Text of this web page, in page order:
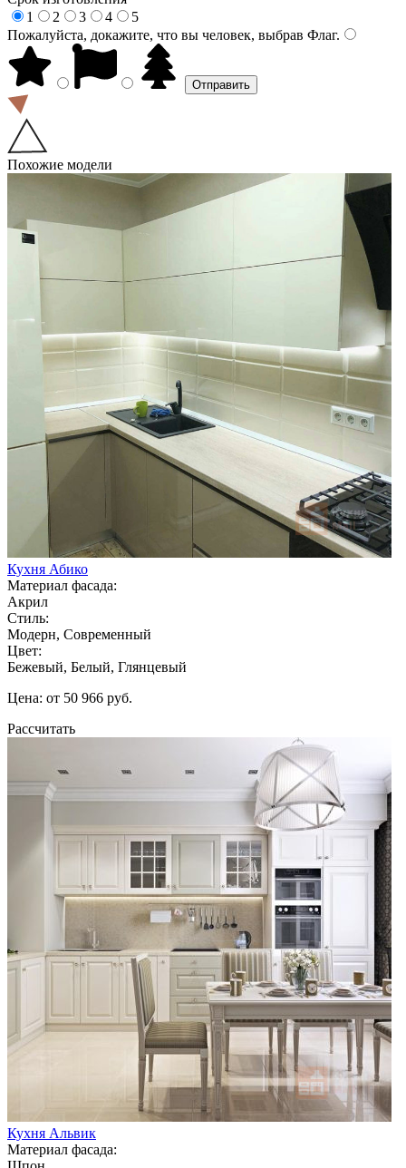
1
2 3 4
5
Пожалуйста, докажите, что вы человек, выбрав Флаг.
Похожие модели
Кухня Абико
Материал фасада:
Акрил
Стиль:
Модерн, Современный
Цвет:
Бежевый, Белый, Глянцевый
Цена: от 50 966 руб.
Рассчитать
Кухня Альвик
Материал фасада: